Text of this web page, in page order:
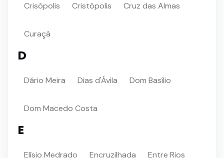
Crisópolis Cristópolis Cruz das Almas
Curaçá
D
Dário Meira Dias d'Ávila Dom Basílio
Dom Macedo Costa
E
Elísio Medrado Encruzilhada Entre Rios